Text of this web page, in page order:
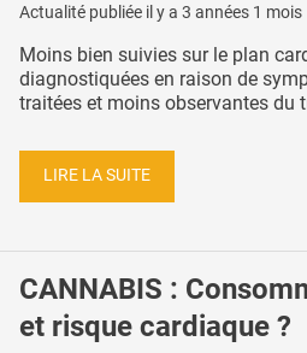
Actualité publiée il y a 3 années 1 mois
Moins bien suivies sur le plan
diagnostiquées en raison de
traitées et moins observantes du
LIRE LA SUITE
CANNABIS :
et risque cardiaque ?